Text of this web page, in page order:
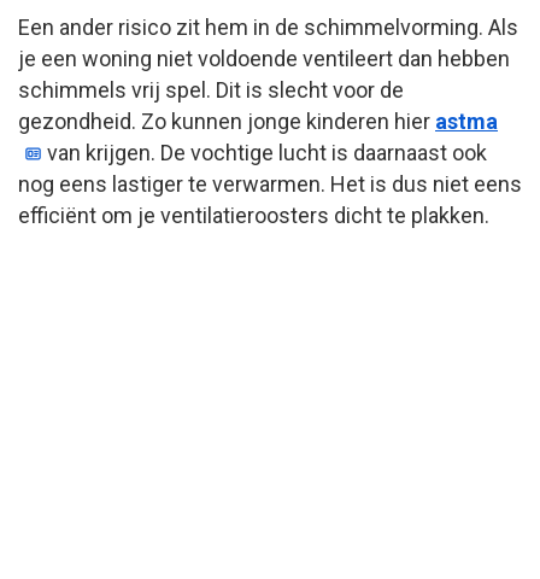
Een ander risico zit hem in de schimmelvorming. Als
je een woning niet voldoende ventileert dan hebben
schimmels vrij spel. Dit is slecht voor de
gezondheid. Zo kunnen jonge kinderen hier astma
van krijgen. De vochtige lucht is daarnaast ook
nog eens lastiger te verwarmen. Het is dus niet eens
efficiënt om je ventilatieroosters dicht te plakken.